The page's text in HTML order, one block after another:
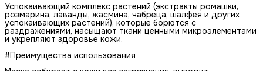
Успокаивающий комплекс растений (экстракты ромашки,
розмарина, лаванды, жасмина, чабреца, шалфея и других
успокаивающих растений), которые борются с
раздражениями, насыщают ткани ценными микроэлементами
и укрепляют здоровье кожи.
#Преимущества использования